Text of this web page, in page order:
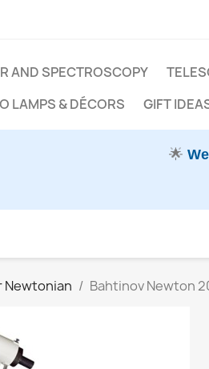
AND SPECTROSCOPY
LAMPS & DÉCORS
GIFT
🌟
Newtonian Bahtinov Newton